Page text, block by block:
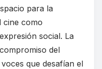
para la
cine como
social. La
del
que desafían el